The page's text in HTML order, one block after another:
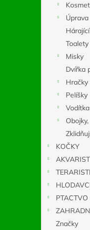
Misky
Dvířka
Hračky
Pelíšky
KOČKY
PTACTVO
Značky